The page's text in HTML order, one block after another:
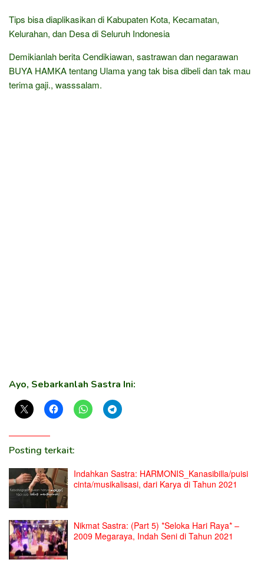
Tips bisa diaplikasikan di Kabupaten Kota, Kecamatan,
Kelurahan, dan Desa di Seluruh Indonesia
Demikianlah berita Cendikiawan, sastrawan dan negarawan
BUYA HAMKA tentang Ulama yang tak bisa dibeli dan tak mau
terima gaji., wasssalam.
Ayo, Sebarkanlah Sastra Ini:
Posting terkait:
Indahkan Sastra: HARMONIS_Kanasibilla/puisi
cinta/musikalisasi, dari Karya di Tahun 2021
Nikmat Sastra: (Part 5) *Seloka Hari Raya* –
2009 Megaraya, Indah Seni di Tahun 2021